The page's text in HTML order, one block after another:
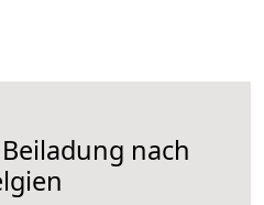
Beiladung nach